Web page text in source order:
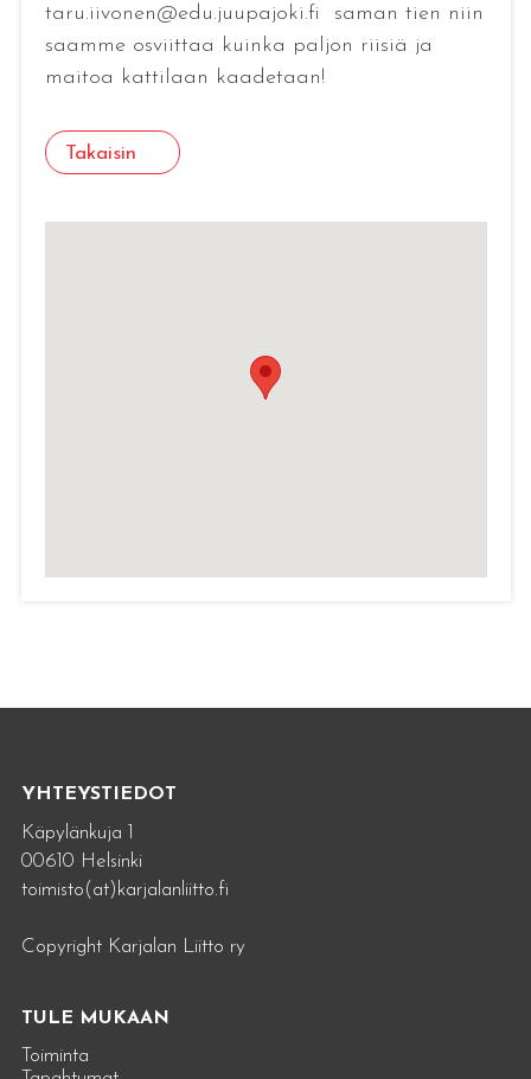
taru.iivonen@edu.juupajoki.fi saman tien niin
saamme osviittaa kuinka paljon riisiä ja
maitoa kattilaan kaadetaan!
Takaisin
YHTEYSTIEDOT
Käpylänkuja 1
00610 Helsinki
toimisto(at)karjalanliitto.fi
Copyright Karjalan Liitto ry
TULE MUKAAN
Toiminta